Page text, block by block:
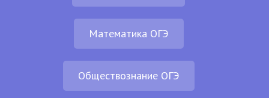
Математика ОГЭ
Обществознание ОГЭ